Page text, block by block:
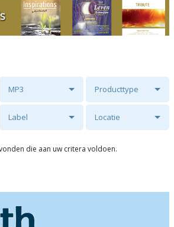
MP3 Producttype
Label Locatie
die aan uw critera voldoen.